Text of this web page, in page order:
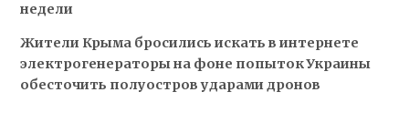
недели
Жители Крыма бросились искать в интернете
электрогенераторы на фоне попыток Украины
обесточить полуостров ударами дронов